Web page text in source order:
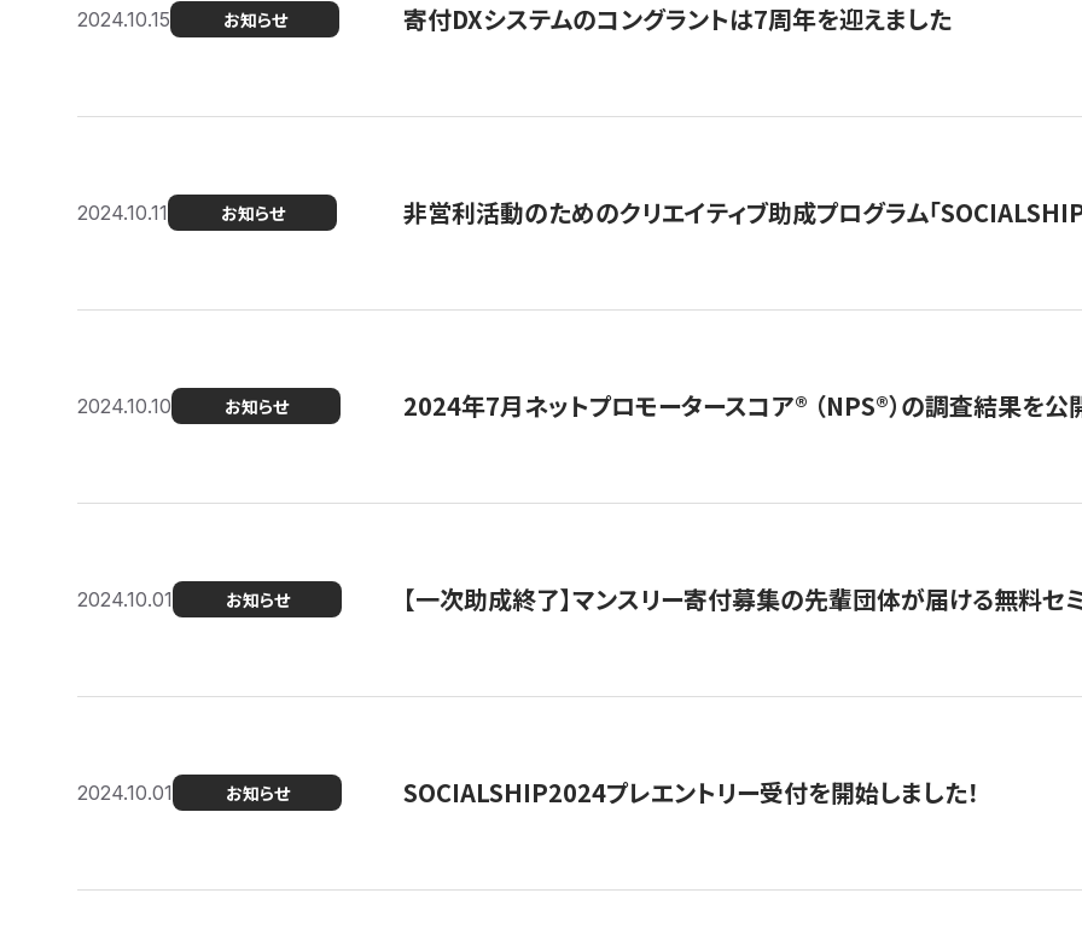
2024.10.15 お知らせ 寄付DXシステムのコングラントは7周年を迎えました
2024.10.11 お知らせ 非営利活動のためのクリエイティブ助成プログラム「
2024.10.10 お知らせ 2024年7月ネットプロモータースコア®︎ （NPS®︎）の調査結果を公
2024.10.01 お知らせ 【一次助成終了】マンスリー寄付募集の先輩団体が届ける無料セ
2024.10.01 お知らせ SOCIALSHIP2024プレエントリー受付を開始しました！